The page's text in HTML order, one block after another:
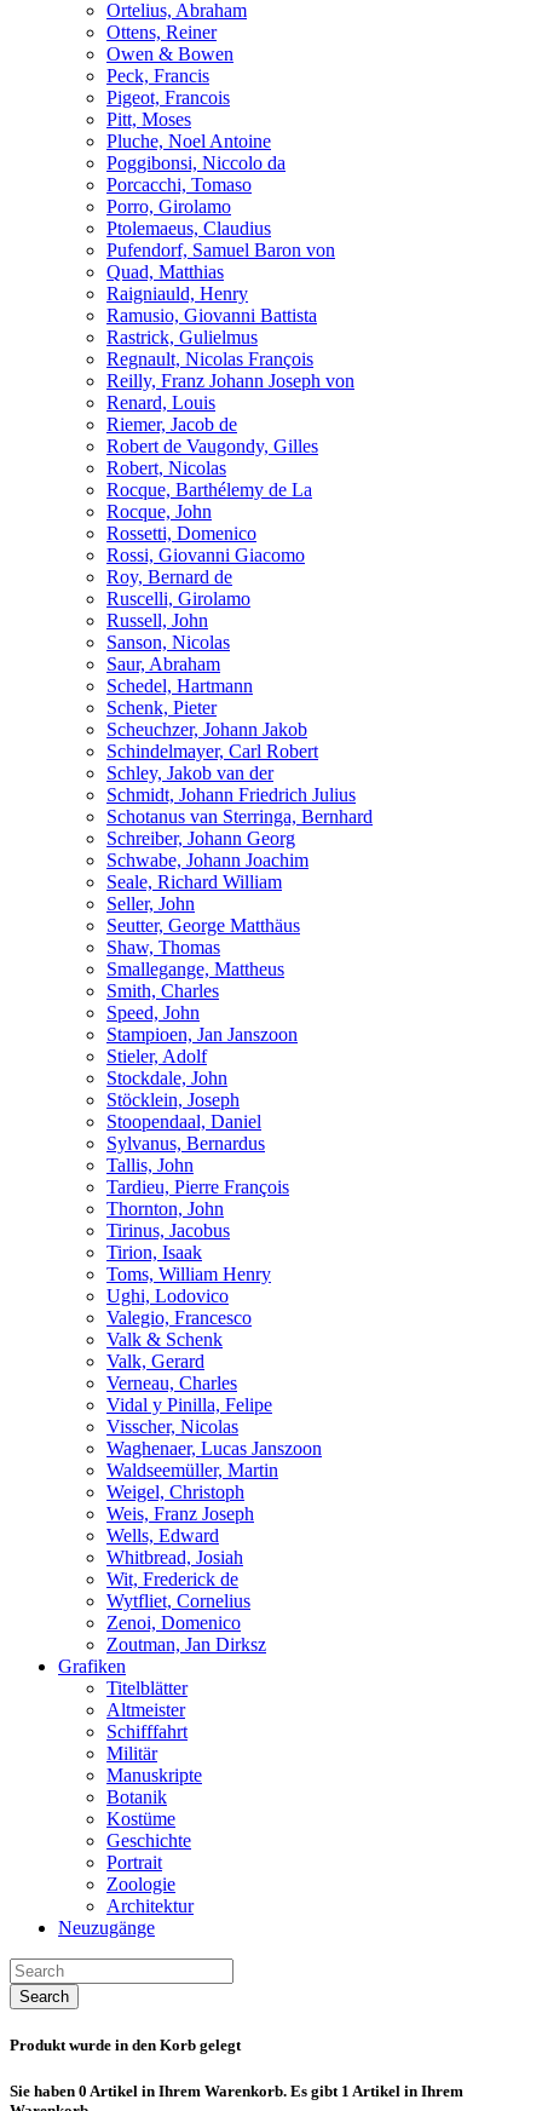
Ortelius, Abraham
Ottens, Reiner
Owen & Bowen
Peck, Francis
Pigeot, Francois
Pitt, Moses
Pluche, Noel Antoine
Poggibonsi, Niccolo da
Porcacchi, Tomaso
Porro, Girolamo
Ptolemaeus, Claudius
Pufendorf, Samuel Baron von
Quad, Matthias
Raigniauld, Henry
Ramusio, Giovanni Battista
Rastrick, Gulielmus
Regnault, Nicolas François
Reilly, Franz Johann Joseph von
Renard, Louis
Riemer, Jacob de
Robert de Vaugondy, Gilles
Robert, Nicolas
Rocque, Barthélemy de La
Rocque, John
Rossetti, Domenico
Rossi, Giovanni Giacomo
Roy, Bernard de
Ruscelli, Girolamo
Russell, John
Sanson, Nicolas
Saur, Abraham
Schedel, Hartmann
Schenk, Pieter
Scheuchzer, Johann Jakob
Schindelmayer, Carl Robert
Schley, Jakob van der
Schmidt, Johann Friedrich Julius
Schotanus van Sterringa, Bernhard
Schreiber, Johann Georg
Schwabe, Johann Joachim
Seale, Richard William
Seller, John
Seutter, George Matthäus
Shaw, Thomas
Smallegange, Mattheus
Smith, Charles
Speed, John
Stampioen, Jan Janszoon
Stieler, Adolf
Stockdale, John
Stöcklein, Joseph
Stoopendaal, Daniel
Sylvanus, Bernardus
Tallis, John
Tardieu, Pierre François
Thornton, John
Tirinus, Jacobus
Tirion, Isaak
Toms, William Henry
Ughi, Lodovico
Valegio, Francesco
Valk & Schenk
Valk, Gerard
Verneau, Charles
Vidal y Pinilla, Felipe
Visscher, Nicolas
Waghenaer, Lucas Janszoon
Waldseemüller, Martin
Weigel, Christoph
Weis, Franz Joseph
Wells, Edward
Whitbread, Josiah
Wit, Frederick de
Wytfliet, Cornelius
Zenoi, Domenico
Zoutman, Jan Dirksz
Grafiken
Titelblätter
Altmeister
Schifffahrt
Militär
Manuskripte
Botanik
Kostüme
Geschichte
Portrait
Zoologie
Architektur
Neuzugänge
Search
Produkt wurde in den Korb gelegt
Sie haben 0 Artikel in Ihrem Warenkorb. Es gibt 1 Artikel in Ihrem